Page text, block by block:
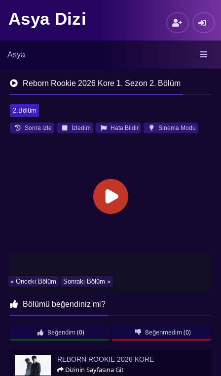
Asya Dizi
Asya
Reborn Rookie 2026 Kore 1. Sezon 2. Bölüm
2.Bölüm
Sonra izle İzledim Hata Bildir Sinema Modu
Sonraki Bölüm »
« Önceki Bölüm
Bölümü beğendiniz mi?
Beğendim (0) Beğenmedim (0)
Reborn Rookie 2026 Kore
REBORN ROOKIE 2026 KORE
Dizinin Sayfasına Git